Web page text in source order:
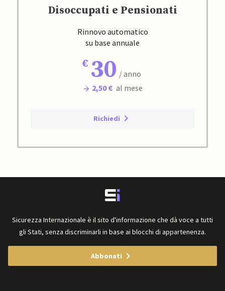
Disoccupati e Pensionati
Rinnovo automatico
su base annuale
30 / anno
2,50 € al mese
Richiedi
Sicurezza Internazionale è il sito d'informazione che dà voce a tutti
gli Stati, senza discriminarli in base ai blocchi di appartenenza.
Abbonati